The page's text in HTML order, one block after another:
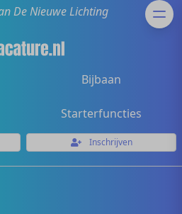
De Nieuwe Lichting
Bijbaan
Starterfuncties
Inschrijven